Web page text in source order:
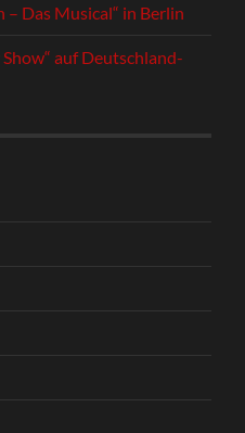
– Das Musical“ in Berlin
auf Deutschland-